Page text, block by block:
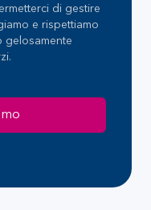
di gestire
e rispettiamo
gelosamente